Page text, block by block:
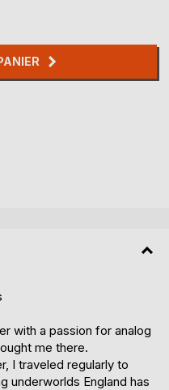
with a passion for analog
me there.
I traveled regularly to
underworlds England has